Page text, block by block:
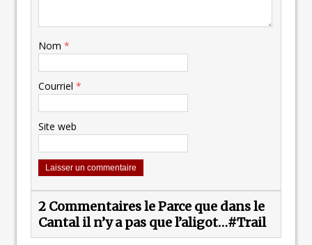
Nom *
Courriel *
Site web
2 Commentaires le Parce que dans le
Cantal il n’y a pas que l’aligot…#Trail